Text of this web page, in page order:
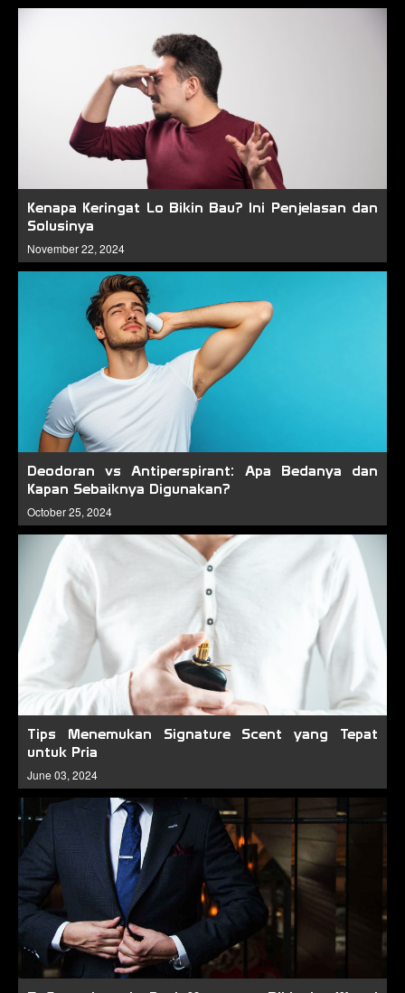
Kenapa Keringat Lo Bikin Bau? Ini Penjelasan dan
Solusinya
November 22, 2024
Deodoran vs Antiperspirant: Apa Bedanya dan
Kapan Sebaiknya Digunakan?
October 25, 2024
Tips Menemukan Signature Scent yang Tepat
untuk Pria
June 03, 2024